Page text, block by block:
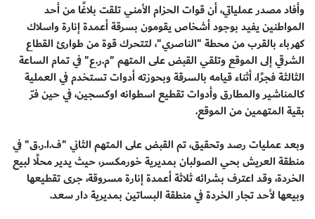
وأفاد مصدر عملياتي، أن قوات الحزام الأمني تلقت بلاغًا من أحد
المواطنين يفيد بوجود أشخاص يقومون بسرقة أعمدة إنارة واسلاك
كهرباء بالقرب من محطة "الناصري"، لتتحرك قوة من طوارئ القطاع
الشرقي إلى الموقع وتلقي القبض على المتهم "م.ر.ع" في تمام الساعة
الثالثة فجرًا، أثناء قيامه بالسرقة وبحوزته أدوات تستخدم في العملية
كالمناشير والمطارق وأدوات تقطيع اسطوانه اوكسجين، في حين فرّ
بقية المتهمين من الموقع.
وبعد عمليات رصد وتحقيق، تم القبض على المتهم الثاني "ف.ا.ر.ق" في
منطقة العريش بحي الصولبان بمديرية خورمكسر، حيث يدير محلًا لبيع
الخردة، وقد اعترف بشرائه ثلاثة أعمدة إنارة مسروقة، جرى تقطيعها
وبيعها لأحد تجار الخردة في منطقة البساتين بمديرية دار سعد.